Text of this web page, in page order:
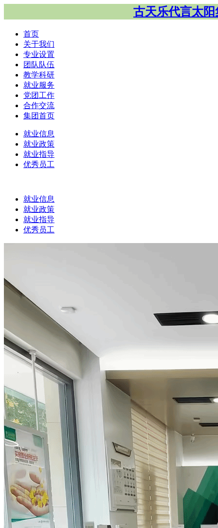
古天乐代言太
首页
关于我们
专业设置
团队队伍
教学科研
就业服务
党团工作
合作交流
集团首页
就业信息
就业政策
就业指导
优秀员工
就业信息
就业政策
就业指导
优秀员工